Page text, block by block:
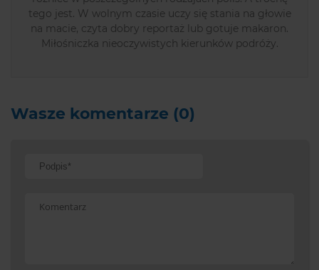
tego jest. W wolnym czasie uczy się stania na głowie
na macie, czyta dobry reportaż lub gotuje makaron.
Miłośniczka nieoczywistych kierunków podróży.
Wasze komentarze (0)